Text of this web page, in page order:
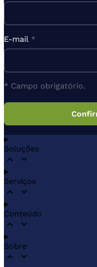
E-mail *
* Campo obrigatório.
Soluções
Serviços
Conteúdo
Sobre